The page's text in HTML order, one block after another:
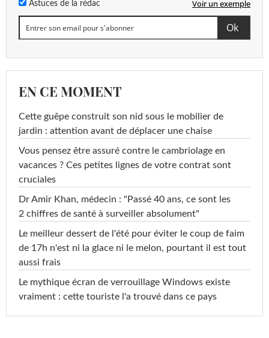
Astuces de la rédac Voir un exemple
EN CE MOMENT
Cette guêpe construit son nid sous le mobilier de
jardin : attention avant de déplacer une chaise
Vous pensez être assuré contre le cambriolage en
vacances ? Ces petites lignes de votre contrat sont
cruciales
Dr Amir Khan, médecin : "Passé 40 ans, ce sont les
2 chiffres de santé à surveiller absolument"
Le meilleur dessert de l'été pour éviter le coup de faim
de 17h n'est ni la glace ni le melon, pourtant il est tout
aussi frais
Le mythique écran de verrouillage Windows existe
vraiment : cette touriste l'a trouvé dans ce pays